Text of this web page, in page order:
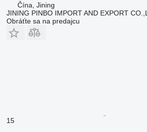
Čína, Jining
JINING PINBO IMPORT AND EXPORT
Obráťte sa na predajcu
15